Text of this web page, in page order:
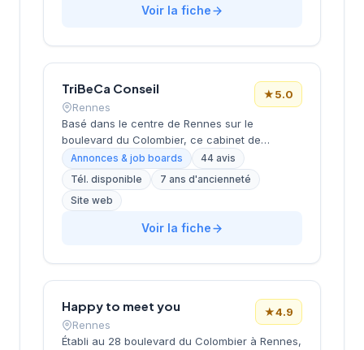
bretonnes dans leurs recherches de talents à
Voir la fiche
TriBeCa Conseil
Rennes
★5.0
Basé dans le centre de Rennes sur le
boulevard du Colombier, ce cabinet de
recrutement développe ses activités de
conseil en ressources humaines sous la
direction de Cheritel. La structure bénéficie
d'une excellente réputation auprès de sa
clientèle, comme en témoignent ses 44 avis
Google avec une note maximale de 5 étoiles.
approche de proximité avec les entreprises
bretonnes.
Annonces & job boards
44 avis
Tél. disponible
7 ans d'ancienneté
Site web
Voir la fiche
Happy to meet you
Rennes
★4.9
Établi au 28 boulevard du Colombier à Rennes,